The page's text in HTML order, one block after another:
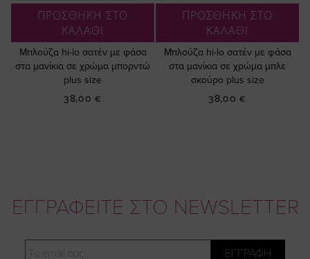
ΠΡΟΣΘΗΚΗ ΣΤΟ
ΚΑΛΑΘΙ
Μπλούζα hi-lo σατέν με φάσα
στα μανίκια σε χρώμα μπορντώ
plus size
38,00 €
ΠΡΟΣΘΗΚΗ ΣΤΟ
ΚΑΛΑΘΙ
Μπλούζα hi-lo σατέν με φάσα
στα μανίκια σε χρώμα μπλε
σκούρο plus size
38,00 €
ΕΓΓΡΑΦΕΙΤΕ ΣΤΟ NEWSLETTER
ΕΓΓΡΑΦΗ